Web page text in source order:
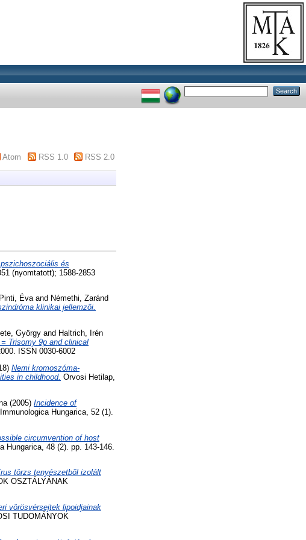
Atom RSS 1.0 RSS 2.0
és
(nyomtatott); 1588-2853
Pinti, Évaand Némethi, Zaránd
klinikai jellemzői.
György and Haltrich, Irén
Trisomy 9p and clinical
ISSN 0030-6002
Nemi kromoszóma-
in childhood. Orvosi Hetilap,
(2005) Incidence of
Hungarica, 52 (1).
circumvention of host
Hungarica, 48 (2). pp. 143-146.
törzs tenyészetből izolált
OSZTÁLYÁNAK
vörösvérsejtek lipoidjainak
TUDOMÁNYOK